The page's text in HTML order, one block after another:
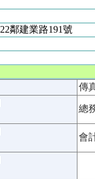
鄰建業路191號
傳
總
會